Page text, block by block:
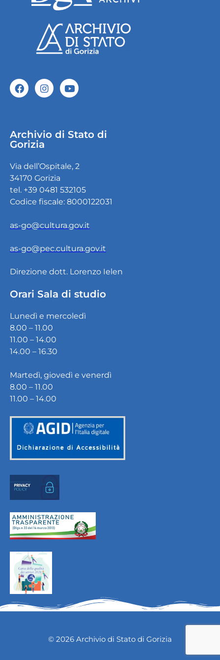
Archivio di Stato di
Gorizia
Via dell’Ospitale, 2
34170 Gorizia
tel. +39 0481 532105
Codice fiscale: 8000122031
as-go@cultura.gov.it
as-go@pec.cultura.gov.it
Direzione dott. Lorenzo Ielen
Orari Sala di studio
Lunedì e mercoledì
8.00 – 11.00
11.00 – 14.00
14.00 – 16.30
Martedì, giovedì e venerdì
8.00 – 11.00
11.00 – 14.00
© 2026 Archivio di Stato di Gorizia